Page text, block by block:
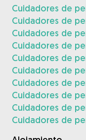
Cuidadores de
Cuidadores de
Cuidadores de
Cuidadores de
Cuidadores de
Cuidadores de
Cuidadores de
Cuidadores de
Cuidadores de
Cuidadores de